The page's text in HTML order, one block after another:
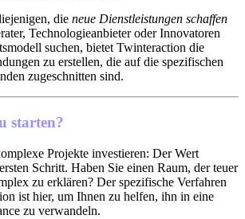
die neue Dienstleistungen schaffen
Technologieanbieter oder Innovatoren
suchen, bietet Twinteraction die
zu erstellen, die auf die spezifischen
zugeschnitten sind.
starten?
Projekte investieren: Der Wert
Schritt. Haben Sie einen Raum, der teuer
zu erklären? Der spezifische Verfahren
ist hier, um Ihnen zu helfen, ihn in eine
zu verwandeln.